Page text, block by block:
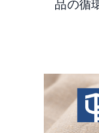
品の循